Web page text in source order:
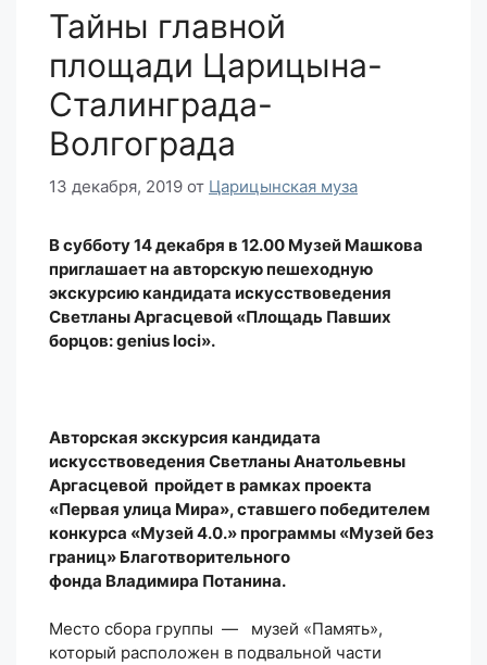
Тайны главной
площади Царицына-
Сталинграда-
Волгограда
13 декабря, 2019 от Царицынская муза
В субботу 14 декабря в 12.00 Музей Машкова
приглашает на авторскую пешеходную
экскурсию кандидата искусствоведения
Светланы Аргасцевой «Площадь Павших
борцов: genius loci».
Авторская экскурсия кандидата
искусствоведения Светланы Анатольевны
Аргасцевой пройдет в рамках проекта
«Первая улица Мира», ставшего победителем
конкурса «Музей 4.0.» программы «Музей без
границ» Благотворительного
фонда Владимира Потанина.
Место сбора группы — музей «Память»,
который расположен в подвальной части